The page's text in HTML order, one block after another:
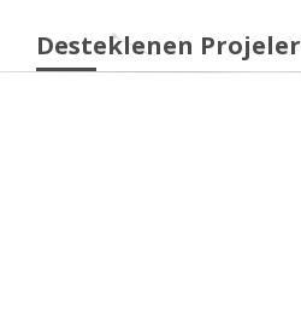
Desteklenen Projeler